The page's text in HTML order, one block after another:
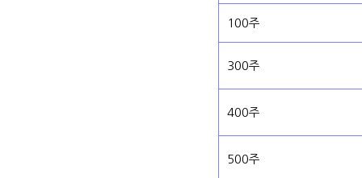
100주
300주
400주
500주